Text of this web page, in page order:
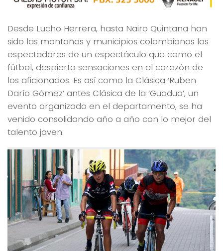
Desde Lucho Herrera, hasta Nairo Quintana han
sido las montañas y municipios colombianos los
espectadores de un espectáculo que como el
fútbol, despierta sensaciones en el corazón de
los aficionados. Es así como la Clásica ‘Ruben
Darío Gómez’ antes Clásica de la ‘Guadua’, un
evento organizado en el departamento, se ha
venido consolidando año a año con lo mejor del
talento joven.